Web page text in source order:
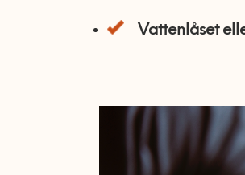
Vattenlåset